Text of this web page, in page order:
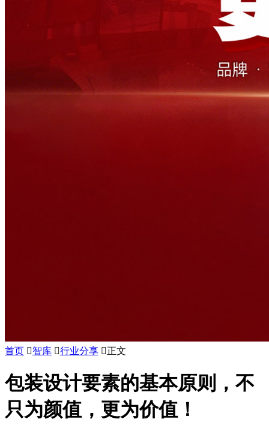
首页 智库 行业分享 正文
包装设计要素的基本原则，不
只为颜值，更为价值！